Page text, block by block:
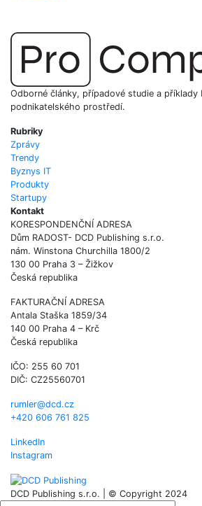
Odborné články, případové studie a příklady
podnikatelského prostředí.
Rubriky
Zprávy
Trendy
Byznys IT
Produkty
Startupy
Kontakt
KORESPONDENČNÍ ADRESA
Dům RADOST- DCD Publishing s.r.o.
nám. Winstona Churchilla 1800/2
130 00 Praha 3 – Žižkov
Česká republika
FAKTURAČNÍ ADRESA
Antala Staška 1859/34
140 00 Praha 4 – Krč
Česká republika
IČO: 255 60 701
DIČ: CZ25560701
rumler@dcd.cz
+420 606 761 825
LinkedIn
Instagram
DCD Publishing s.r.o. | © Copyright 2024